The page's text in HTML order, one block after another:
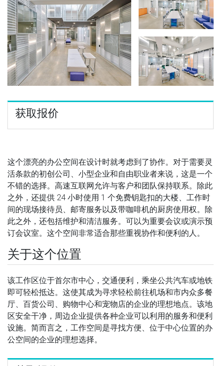
获取报价
这个漂亮的办公空间在设计时就考虑到了协作。对于需要灵
活条款的初创公司、小型企业和自由职业者来说，这是一个
不错的选择。高速互联网允许与客户和团队保持联系。除此
之外，还提供 24 小时使用 1 个免费钥匙扣的大楼、工作时
间的现场接待员、邮寄服务以及带咖啡机的厨房使用权。除
此之外，还包括维护和清洁服务。可以为重要会议或演示预
订会议室。这个空间非常适合那些重视协作和便利的人。
关于这个位置
该工作区位于首尔市中心，交通便利，乘坐公共汽车或地铁
即可轻松抵达。这使其成为寻求轻松前往机场和市内众多餐
厅、百货公司、购物中心和宠物店的企业的理想地点。该地
区安全干净，周边企业提供各种企业可以利用的服务和便利
设施。简而言之，工作空间是寻找方便、位于中心位置的办
公空间的企业的理想选择。